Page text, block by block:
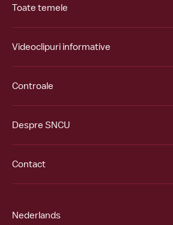
Toate temele
Videoclipuri informative
Controale
Despre SNCU
Contact
Nederlands